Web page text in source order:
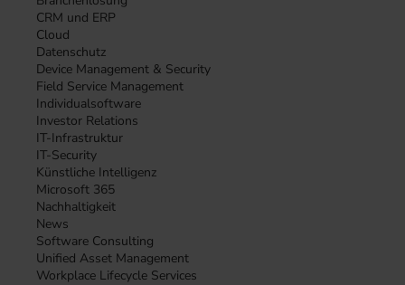
CRM und ERP
Cloud
Datenschutz
Device Management & Security
Field Service Management
Individualsoftware
Investor Relations
IT-Infrastruktur
IT-Security
Künstliche Intelligenz
Microsoft 365
Nachhaltigkeit
News
Software Consulting
Unified Asset Management
Workplace Lifecycle Services